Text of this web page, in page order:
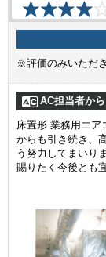
※評価のみいただ
AC担当者から
床置形 業務用エア
からも引き続き、
う努力してまいり
賜りたく今後とも